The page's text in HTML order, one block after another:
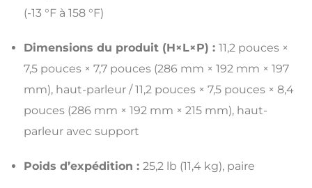
(-13 °F à 158 °F)
Dimensions du produit (H×L×P) : 11,2 pouces ×
7,5 pouces × 7,7 pouces (286 mm × 192 mm × 197
mm), haut-parleur / 11,2 pouces × 7,5 pouces × 8,4
pouces (286 mm × 192 mm × 215 mm), haut-
parleur avec support
Poids d’expédition : 25,2 lb (11,4 kg), paire